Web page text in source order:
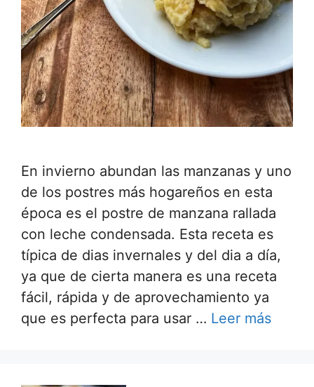
En invierno abundan las manzanas y uno
de los postres más hogareños en esta
época es el postre de manzana rallada
con leche condensada. Esta receta es
típica de dias invernales y del dia a día,
ya que de cierta manera es una receta
fácil, rápida y de aprovechamiento ya
que es perfecta para usar … Leer más